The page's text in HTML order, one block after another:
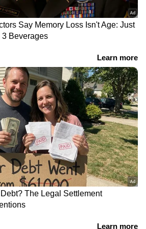
മന്ത്രിമാരുടെ ഓഫീസുകൾ
നിശ്ചയിച്ചു
വിദ്വേഷ